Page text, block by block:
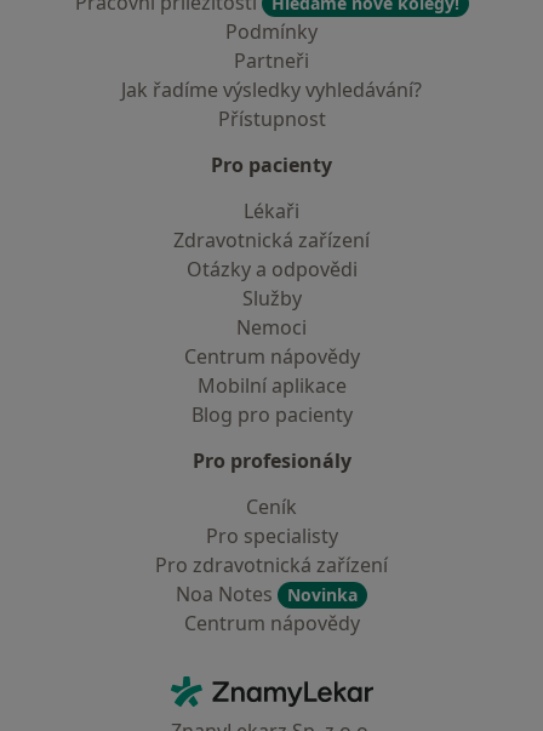
Podmínky
Partneři
Jak řadíme výsledky vyhledávání?
Přístupnost
Pro pacienty
Lékaři
Zdravotnická zařízení
Otázky a odpovědi
Služby
Nemoci
Centrum nápovědy
Mobilní aplikace
Blog pro pacienty
Pro profesionály
Ceník
Pro specialisty
Pro zdravotnická zařízení
Noa Notes
Novinka
Centrum nápovědy
ZnamyLekar - Hlavní stránka